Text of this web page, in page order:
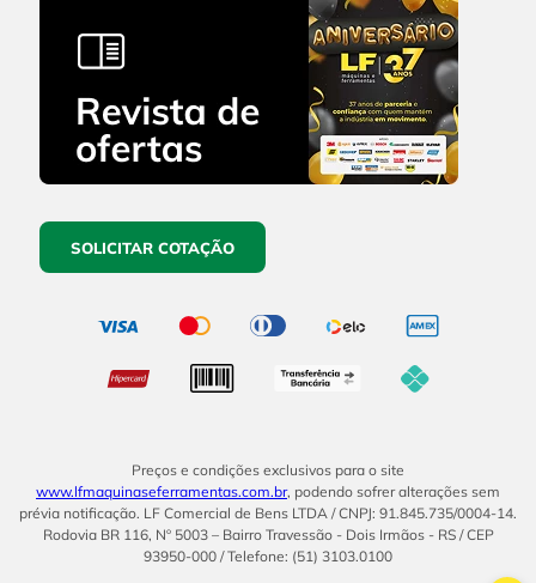
SOLICITAR COTAÇÃO
Preços e condições exclusivos para o site
www.lfmaquinaseferramentas.com.br, podendo sofrer alterações sem
prévia notificação. LF Comercial de Bens LTDA / CNPJ: 91.845.735/0004-14.
Rodovia BR 116, Nº 5003 – Bairro Travessão - Dois Irmãos - RS / CEP
93950-000 / Telefone: (51) 3103.0100